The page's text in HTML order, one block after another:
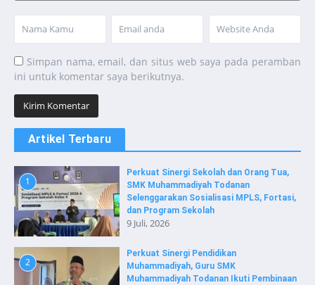
Simpan nama, email, dan situs web saya pada peramban
ini untuk komentar saya berikutnya.
Artikel Terbaru
1
Perkuat Sinergi Sekolah dan Orang Tua,
SMK Muhammadiyah Todanan
Selenggarakan Sosialisasi MPLS, Fortasi,
dan Program Sekolah
9 Juli, 2026
2
Perkuat Sinergi Pendidikan
Muhammadiyah, Guru SMK
Muhammadiyah Todanan Ikuti Pembinaan